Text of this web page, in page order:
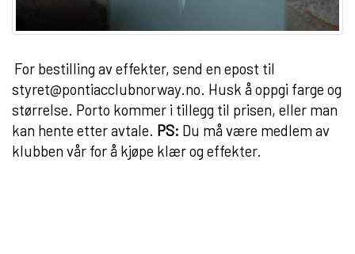
For bestilling av effekter, send en epost til
styret@pontiacclubnorway.no. Husk å oppgi farge og
størrelse. Porto kommer i tillegg til prisen, eller man
kan hente etter avtale. PS: Du må være medlem av
klubben vår for å kjøpe klær og effekter.